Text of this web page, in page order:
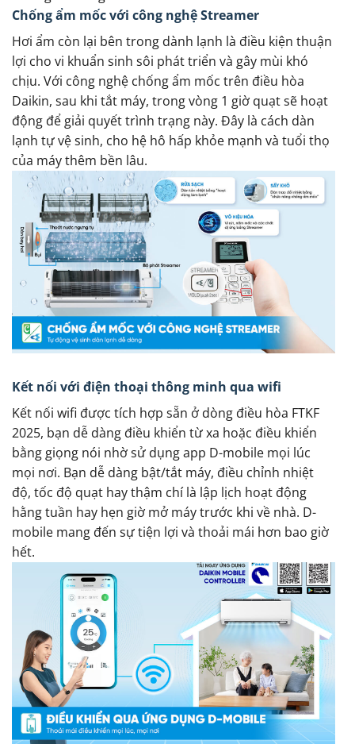
Chống ẩm mốc với công nghệ Streamer
Hơi ẩm còn lại bên trong dành lạnh là điều kiện thuận
lợi cho vi khuẩn sinh sôi phát triển và gây mùi khó
chịu. Với công nghệ chống ẩm mốc trên điều hòa
Daikin, sau khi tắt máy, trong vòng 1 giờ quạt sẽ hoạt
động để giải quyết trình trạng này. Đây là cách dàn
lạnh tự vệ sinh, cho hệ hô hấp khỏe mạnh và tuổi thọ
của máy thêm bền lâu.
Kết nối với điện thoại thông minh qua wifi
Kết nối wifi được tích hợp sẵn ở dòng điều hòa FTKF
2025, bạn dễ dàng điều khiển từ xa hoặc điều khiển
bằng giọng nói nhờ sử dụng app D-mobile mọi lúc
mọi nơi. Bạn dễ dàng bật/tắt máy, điều chỉnh nhiệt
độ, tốc độ quạt hay thậm chí là lập lịch hoạt động
hằng tuần hay hẹn giờ mở máy trước khi về nhà. D-
mobile mang đến sự tiện lợi và thoải mái hơn bao giờ
hết.